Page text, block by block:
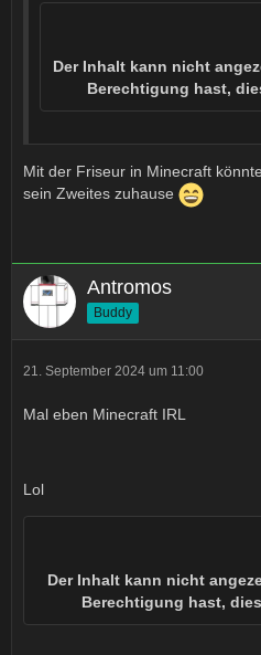
Der Inhalt kann nicht
Berechtigung hast,
Mit der Friseur in Minecraft
sein Zweites zuhause
Antromos
Buddy
21. September 2024 um 11:00
Mal eben Minecraft IRL
Lol
Der Inhalt kann nicht
Berechtigung hast,